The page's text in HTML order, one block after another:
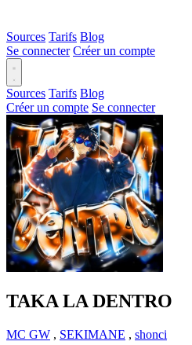
Sources Tarifs Blog
Se connecter Créer un compte
Sources Tarifs Blog
Créer un compte Se connecter
TAKA LA DENTRO
MC GW , SEKIMANE , shonci